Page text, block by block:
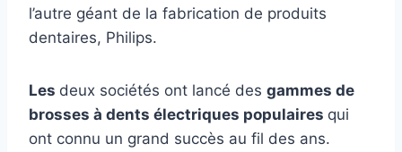
l’autre géant de la fabrication de produits
dentaires, Philips.
Les deux sociétés ont lancé des gammes de
brosses à dents électriques populaires qui
ont connu un grand succès au fil des ans.